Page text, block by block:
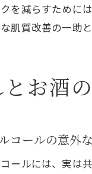
を減らすために
肌質改善の一助と
お酒
コールの意外
ールには、実は